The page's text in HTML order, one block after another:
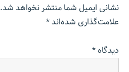
نشانی ایمیل شما منتشر نخواهد شد.
علامت‌گذاری شده‌اند*
دیدگاه*